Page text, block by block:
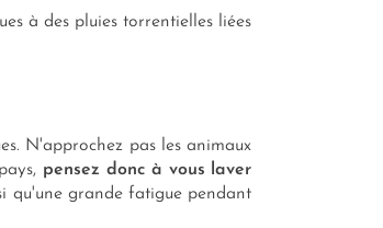
à des pluies torrentielles liées
N'approchez pas les animaux
pensez donc à vous laver
qu'une grande fatigue pendant